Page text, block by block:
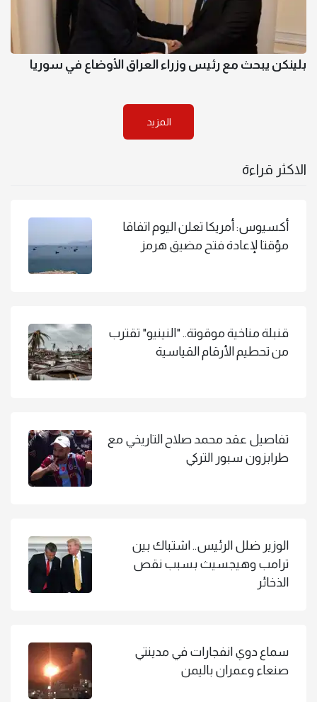
بلينكن يبحث مع رئيس وزراء العراق الأوضاع في سوريا
المزيد
الاكثر قراءة
أكسيوس: أمريكا تعلن اليوم اتفاقا
مؤقتا لإعادة فتح مضيق هرمز
قنبلة مناخية موقوتة.. "النينيو" تقترب
من تحطيم الأرقام القياسية
تفاصيل عقد محمد صلاح التاريخي مع
طرابزون سبور التركي
الوزير ضلل الرئيس.. اشتباك بين
ترامب وهيجسيث بسبب نقص
الذخائر
سماع دوي انفجارات في مدينتي
صنعاء وعمران باليمن